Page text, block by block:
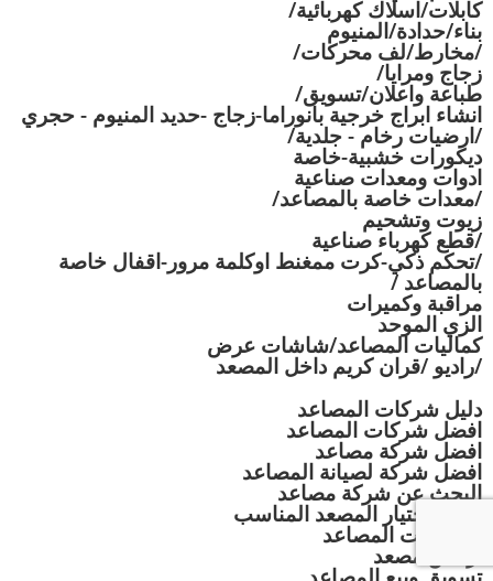
كابلات/اسلاك كهربائية/
بناء/حدادة/المنيوم
/مخارط/لف محركات/
زجاج ومرايا/
طباعة واعلان/تسويق/
انشاء ابراج خرجية بانوراما-زجاج -حديد المنيوم - حجري
/ارضيات رخام - جلدية/
ديكورات خشبية-خاصة
ادوات ومعدات صناعية
/معدات خاصة بالمصاعد/
زيوت وتشحيم
/قطع كهرباء صناعية
/تحكم ذكي-كرت ممغنط اوكلمة مرور-اقفال خاصة
بالمصاعد /
مراقبة وكميرات
الزي الموحد
كماليات المصاعد/شاشات عرض
/راديو /قران كريم داخل المصعد
دليل شركات المصاعد
افضل شركات المصاعد
افضل شركة مصاعد
افضل شركة لصيانة المصاعد
البحث عن شركة مصاعد
كيفية اختيار المصعد المناسب
مواصفات المصاعد
ارخص مصعد